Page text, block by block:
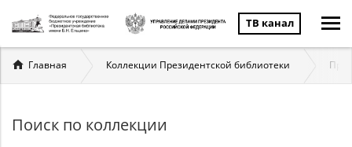
ТВ канал
Вы
здесь
Главная Коллекции Президентской библиотеки
Поиск по коллекции